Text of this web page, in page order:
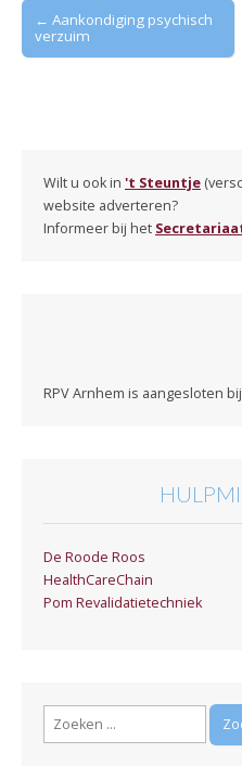
Post
navigation
← Aankondiging psychisch
verzuim
Wilt u ook in 't Steuntje
website adverteren?
Informeer bij het
RPV Arnhem is aangesloten
De Roode Roos
HealthCareChain
Pom Revalidatietechniek
Zoeken